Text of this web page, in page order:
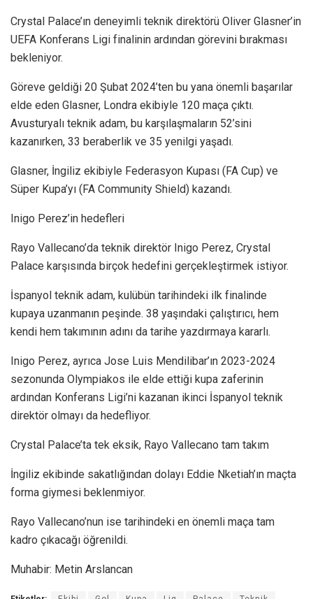
Crystal Palace’ın deneyimli teknik direktörü Oliver Glasner’in
UEFA Konferans Ligi finalinin ardından görevini bırakması
bekleniyor.
Göreve geldiği 20 Şubat 2024’ten bu yana önemli başarılar
elde eden Glasner, Londra ekibiyle 120 maça çıktı.
Avusturyalı teknik adam, bu karşılaşmaların 52’sini
kazanırken, 33 beraberlik ve 35 yenilgi yaşadı.
Glasner, İngiliz ekibiyle Federasyon Kupası (FA Cup) ve
Süper Kupa’yı (FA Community Shield) kazandı.
Inigo Perez’in hedefleri
Rayo Vallecano’da teknik direktör Inigo Perez, Crystal
Palace karşısında birçok hedefini gerçekleştirmek istiyor.
İspanyol teknik adam, kulübün tarihindeki ilk finalinde
kupaya uzanmanın peşinde. 38 yaşındaki çalıştırıcı, hem
kendi hem takımının adını da tarihe yazdırmaya kararlı.
Inigo Perez, ayrıca Jose Luis Mendilibar’ın 2023-2024
sezonunda Olympiakos ile elde ettiği kupa zaferinin
ardından Konferans Ligi’ni kazanan ikinci İspanyol teknik
direktör olmayı da hedefliyor.
Crystal Palace’ta tek eksik, Rayo Vallecano tam takım
İngiliz ekibinde sakatlığından dolayı Eddie Nketiah’ın maçta
forma giymesi beklenmiyor.
Rayo Vallecano’nun ise tarihindeki en önemli maça tam
kadro çıkacağı öğrenildi.
Muhabir: Metin Arslancan